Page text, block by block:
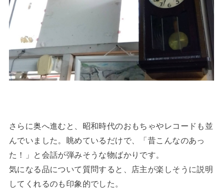
さらに奥へ進むと、昭和時代のおもちゃやレコードも並
んでいました。眺めているだけで、「昔こんなのあっ
た！」と会話が弾みそうな物ばかりです。
気になる品について質問すると、店主が楽しそうに説明
してくれるのも印象的でした。